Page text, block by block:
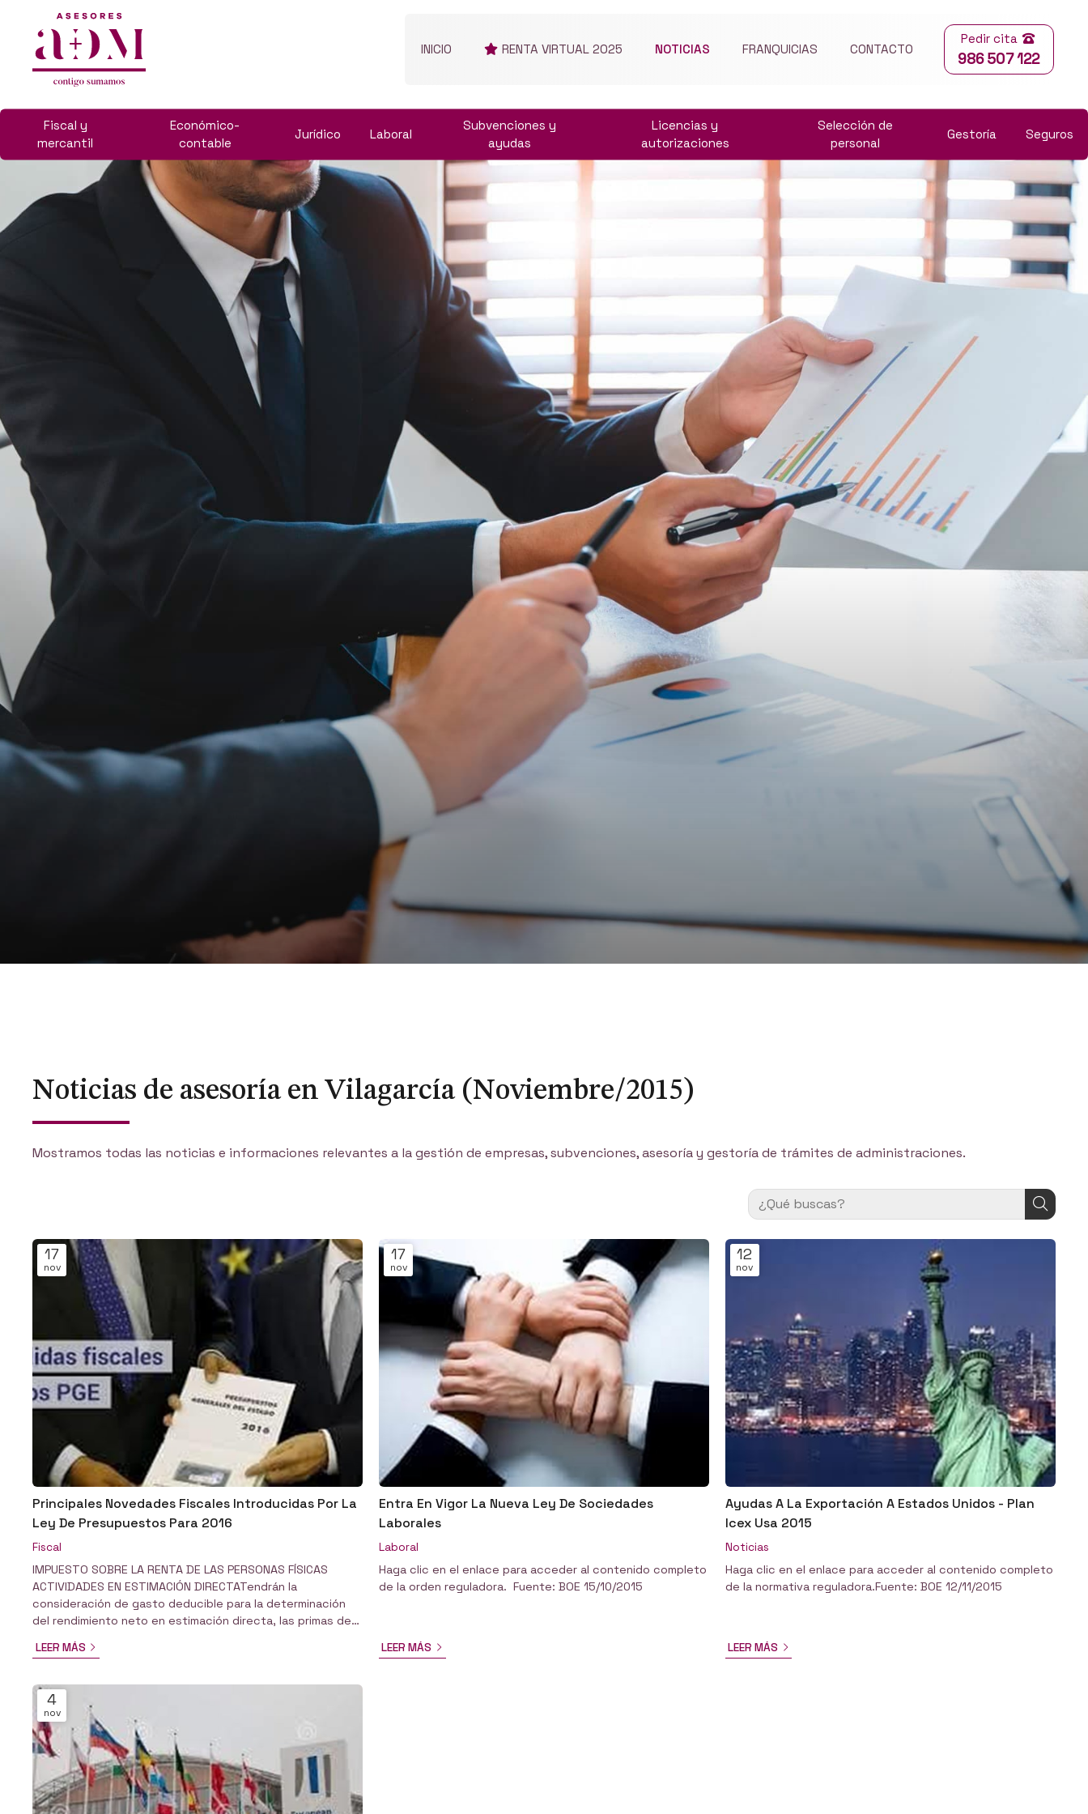
INICIO RENTA VIRTUAL 2025 NOTICIAS FRANQUICIAS CONTACTO
Pedir cita
986 507 122
Fiscal y
mercantil
Económico-
contable
Jurídico Laboral
Subvenciones y
ayudas
Licencias y
autorizaciones
Selección de
personal
Gestoría Seguros
Noticias de asesoría en Vilagarcía (Noviembre/2015)
Mostramos todas las noticias e informaciones relevantes a la gestión de empresas, subvenciones, asesoría y gestoría de trámites de administraciones.
17
nov
Principales Novedades Fiscales Introducidas Por La
Ley De Presupuestos Para 2016
Fiscal
IMPUESTO SOBRE LA RENTA DE LAS PERSONAS FÍSICAS
ACTIVIDADES EN ESTIMACIÓN DIRECTATendrán la
consideración de gasto deducible para la determinación
del rendimiento neto en estimación directa, las primas de
en la parte correspondiente a su propia cobertura y a la de
convivan con él. El límite máximo de deducción será de 500
euros por cada una de las personas señaladas
anteriormente o de 1.500 ...
LEER MÁS
17
nov
Entra En Vigor La Nueva Ley De Sociedades
Laborales
Laboral
Haga clic en el enlace para acceder al contenido completo
de la orden reguladora. Fuente: BOE 15/10/2015
LEER MÁS
12
nov
Ayudas A La Exportación A Estados Unidos - Plan
Icex Usa 2015
Noticias
Haga clic en el enlace para acceder al contenido completo
de la normativa reguladora.Fuente: BOE 12/11/2015
LEER MÁS
4
nov